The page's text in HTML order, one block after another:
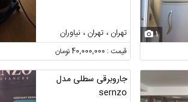
1 تهران ، تهران ، نیاوران
قیمت : 40,000,000 تومان
جاروبرقی سطلی مدل
sernzo